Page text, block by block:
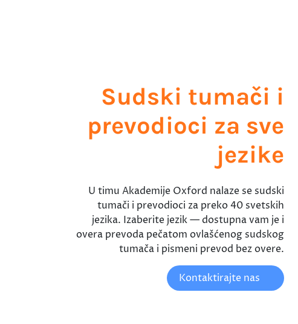
Sudski tumači i
prevodioci za sve
jezike
U timu Akademije Oxford nalaze se sudski
tumači i prevodioci za preko 40 svetskih
jezika. Izaberite jezik — dostupna vam je i
overa prevoda pečatom ovlašćenog sudskog
tumača i pismeni prevod bez overe.
Kontaktirajte nas